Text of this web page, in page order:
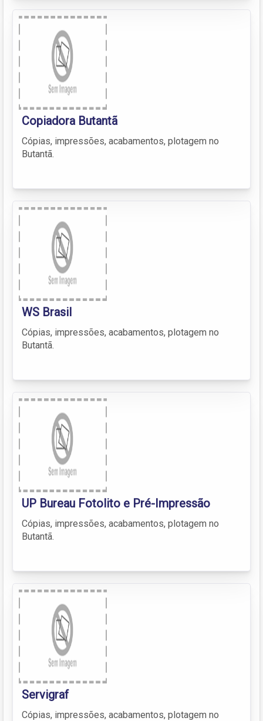
Copiadora Butantã
Cópias, impressões, acabamentos, plotagem no
Butantã.
WS Brasil
Cópias, impressões, acabamentos, plotagem no
Butantã.
UP Bureau Fotolito e Pré-Impressão
Cópias, impressões, acabamentos, plotagem no
Butantã.
Servigraf
Cópias, impressões, acabamentos, plotagem no